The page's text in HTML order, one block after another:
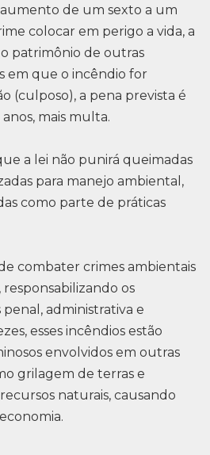
de um sexto a um
colocar em perigo a vida, a
patrimônio de outras
em que o incêndio for
(culposo), a pena prevista é
mais multa.
a lei não punirá queimadas
para manejo ambiental,
como parte de práticas
combater crimes ambientais
os
administrativa e
esses incêndios estão
envolvidos em outras
grilagem de terras e
naturais, causando